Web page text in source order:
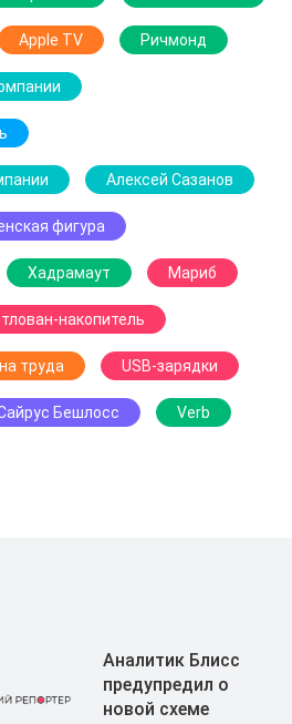
Apple TV Ричмонд
Алексей Сазанов
фигура
Хадрамаут Мариб
накопитель
труда USB-зарядки
Бешлосс Verb
Аналитик Блисс
предупредил о
новой схеме